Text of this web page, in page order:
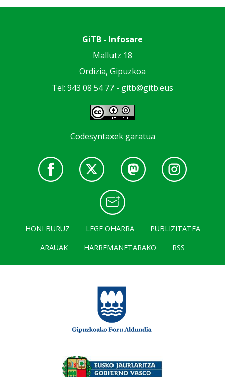
GiTB - Infosare
Mallutz 18
Ordizia, Gipuzkoa
Tel: 943 08 54 77 - gitb@gitb.eus
Codesyntaxek garatua
HONI BURUZ LEGE OHARRA
PUBLIZITATEA
ARAUAK
HARREMANETARAKO RSS